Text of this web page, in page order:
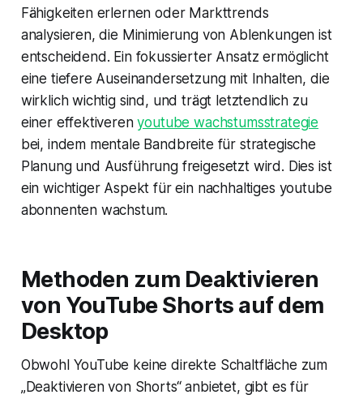
Fähigkeiten erlernen oder Markttrends
analysieren, die Minimierung von Ablenkungen ist
entscheidend. Ein fokussierter Ansatz ermöglicht
eine tiefere Auseinandersetzung mit Inhalten, die
wirklich wichtig sind, und trägt letztendlich zu
einer effektiverenyoutube wachstumsstrategie
bei, indem mentale Bandbreite für strategische
Planung und Ausführung freigesetzt wird. Dies ist
ein wichtiger Aspekt für ein nachhaltiges youtube
abonnenten wachstum.
Methoden zum Deaktivieren
von YouTube Shorts auf dem
Desktop
Obwohl YouTube keine direkte Schaltfläche zum
„Deaktivieren von Shorts“ anbietet, gibt es für